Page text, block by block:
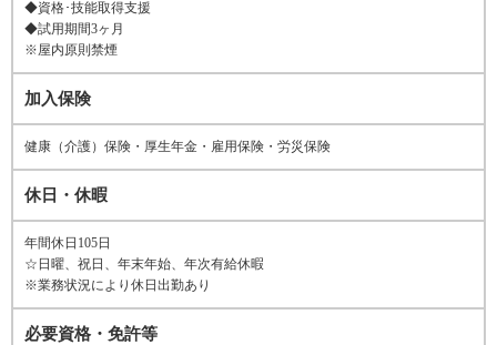
◆資格･技能取得支援
◆試用期間3ヶ月
※屋内原則禁煙
加入保険
健康（介護）保険・厚生年金・雇用保険・労災保険
休日・休暇
年間休日105日
☆日曜、祝日、年末年始、年次有給休暇
※業務状況により休日出勤あり
必要資格・免許等